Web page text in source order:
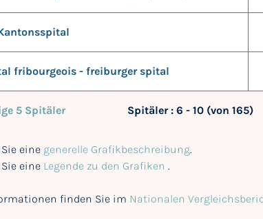
fribourgeois - freiburger spital
5 Spitäler Spitäler : 6 - 10 (von 165)
eine generelle Grafikbeschreibung.
eine Legende zu den Grafiken .
finden Sie im Nationalen